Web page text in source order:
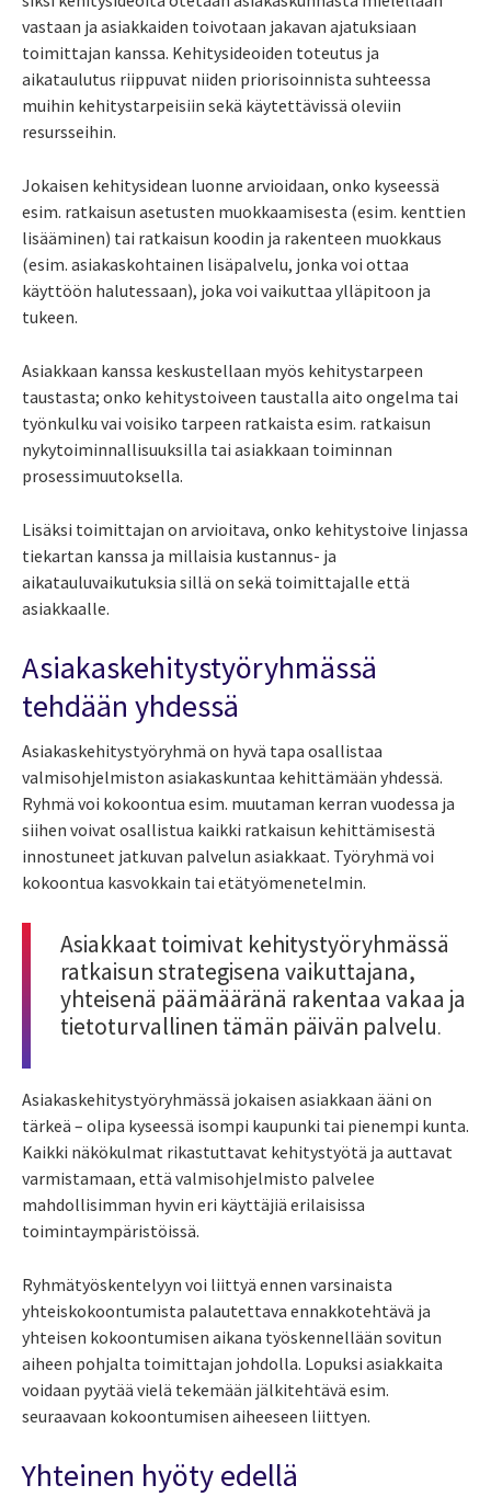
vastaan ja asiakkaiden toivotaan jakavan ajatuksiaan
toimittajan kanssa. Kehitysideoiden toteutus ja
aikataulutus riippuvat niiden priorisoinnista suhteessa
muihin kehitystarpeisiin sekä käytettävissä oleviin
resursseihin.
Jokaisen kehitysidean luonne arvioidaan, onko kyseessä
esim. ratkaisun asetusten muokkaamisesta (esim. kenttien
lisääminen) tai ratkaisun koodin ja rakenteen muokkaus
(esim. asiakaskohtainen lisäpalvelu, jonka voi ottaa
käyttöön halutessaan), joka voi vaikuttaa ylläpitoon ja
tukeen.
Asiakkaan kanssa keskustellaan myös kehitystarpeen
taustasta; onko kehitystoiveen taustalla aito ongelma tai
työnkulku vai voisiko tarpeen ratkaista esim. ratkaisun
nykytoiminnallisuuksilla tai asiakkaan toiminnan
prosessimuutoksella.
Lisäksi toimittajan on arvioitava, onko kehitystoive linjassa
tiekartan kanssa ja millaisia kustannus- ja
aikatauluvaikutuksia sillä on sekä toimittajalle että
asiakkaalle.
Asiakaskehitystyöryhmässä
tehdään yhdessä
Asiakaskehitystyöryhmä on hyvä tapa osallistaa
valmisohjelmiston asiakaskuntaa kehittämään yhdessä.
Ryhmä voi kokoontua esim. muutaman kerran vuodessa ja
siihen voivat osallistua kaikki ratkaisun kehittämisestä
innostuneet jatkuvan palvelun asiakkaat. Työryhmä voi
kokoontua kasvokkain tai etätyömenetelmin.
Asiakkaat toimivat kehitystyöryhmässä
ratkaisun strategisena vaikuttajana,
yhteisenä päämääränä rakentaa vakaa ja
tietoturvallinen tämän päivän palvelu.
Asiakaskehitystyöryhmässä jokaisen asiakkaan ääni on
tärkeä – olipa kyseessä isompi kaupunki tai pienempi kunta.
Kaikki näkökulmat rikastuttavat kehitystyötä ja auttavat
varmistamaan, että valmisohjelmisto palvelee
mahdollisimman hyvin eri käyttäjiä erilaisissa
toimintaympäristöissä.
Ryhmätyöskentelyyn voi liittyä ennen varsinaista
yhteiskokoontumista palautettava ennakkotehtävä ja
yhteisen kokoontumisen aikana työskennellään sovitun
aiheen pohjalta toimittajan johdolla. Lopuksi asiakkaita
voidaan pyytää vielä tekemään jälkitehtävä esim.
seuraavaan kokoontumisen aiheeseen liittyen.
Yhteinen hyöty edellä